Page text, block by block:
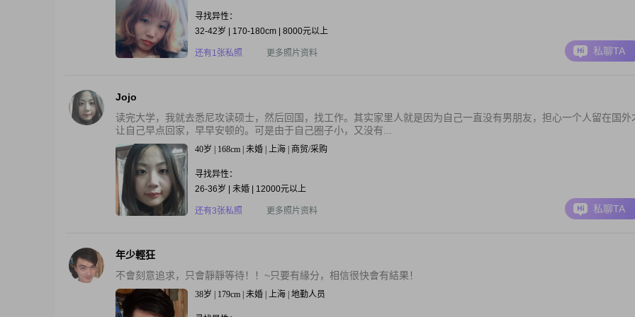
寻找异性：
32-42岁 | 170-180cm | 8000元以上
还有1张私照 更多照片资料 私聊TA
Jojo
读完大学，我就去悉尼攻读硕士，然后回国，找工作。其实家里人就是因为自己一直没有男朋友，担心一个人留在国外
让自己早点回家，早早安顿的。可是由于自己圈子小，又没有...
40岁 | 168cm | 未婚 | 上海 | 商贸/采购
寻找异性：
26-36岁 | 未婚 | 12000元以上
还有3张私照 更多照片资料 私聊TA
年少輕狂
不會刻意追求，只會靜靜等待！！~只要有緣分，相信很快會有結果！
38岁 | 179cm | 未婚 | 上海 | 地勤人员